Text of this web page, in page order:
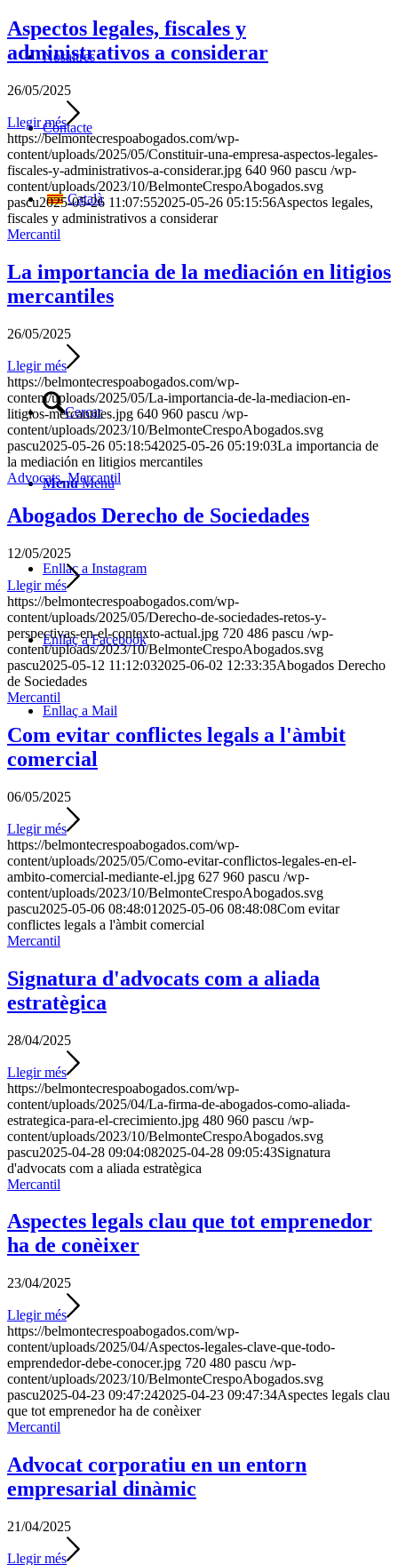
Nosaltres
Contacte
Català
Cercar
Menú Menú
Enllaç a Instagram
Enllaç a Facebook
Enllaç a Mail
Aspectos legales, fiscales y
administrativos a considerar
26/05/2025
Llegir més
https://belmontecrespoabogados.com/wp-
content/uploads/2025/05/Constituir-una-empresa-aspectos-legales-
fiscales-y-administrativos-a-considerar.jpg 640 960 pascu /wp-
content/uploads/2023/10/BelmonteCrespoAbogados.svg
pascu2025-05-26 11:07:552025-05-26 05:15:56Aspectos legales,
fiscales y administrativos a considerar
Mercantil
La importancia de la mediación en litigios
mercantiles
26/05/2025
Llegir més
https://belmontecrespoabogados.com/wp-
content/uploads/2025/05/La-importancia-de-la-mediacion-en-
litigios-mercantiles.jpg 640 960 pascu /wp-
content/uploads/2023/10/BelmonteCrespoAbogados.svg
pascu2025-05-26 05:18:542025-05-26 05:19:03La importancia de
la mediación en litigios mercantiles
Advocats,Mercantil
Abogados Derecho de Sociedades
12/05/2025
Llegir més
https://belmontecrespoabogados.com/wp-
content/uploads/2025/05/Derecho-de-sociedades-retos-y-
perspectivas-en-el-contexto-actual.jpg 720 486 pascu /wp-
content/uploads/2023/10/BelmonteCrespoAbogados.svg
pascu2025-05-12 11:12:032025-06-02 12:33:35Abogados Derecho
de Sociedades
Mercantil
Com evitar conflictes legals a l'àmbit
comercial
06/05/2025
Llegir més
https://belmontecrespoabogados.com/wp-
content/uploads/2025/05/Como-evitar-conflictos-legales-en-el-
ambito-comercial-mediante-el.jpg 627 960 pascu /wp-
content/uploads/2023/10/BelmonteCrespoAbogados.svg
pascu2025-05-06 08:48:01 2025-05-06 08:48:08Com evitar
conflictes legals a l'àmbit comercial
Mercantil
Signatura d'advocats com a aliada
estratègica
28/04/2025
Llegir més
https://belmontecrespoabogados.com/wp-
content/uploads/2025/04/La-firma-de-abogados-como-aliada-
estrategica-para-el-crecimiento.jpg 480 960 pascu /wp-
content/uploads/2023/10/BelmonteCrespoAbogados.svg
pascu2025-04-28 09:04:082025-04-28 09:05:43Signatura
d'advocats com a aliada estratègica
Mercantil
Aspectes legals clau que tot emprenedor
ha de conèixer
23/04/2025
Llegir més
https://belmontecrespoabogados.com/wp-
content/uploads/2025/04/Aspectos-legales-clave-que-todo-
emprendedor-debe-conocer.jpg 720 480 pascu /wp-
content/uploads/2023/10/BelmonteCrespoAbogados.svg
pascu2025-04-23 09:47:242025-04-23 09:47:34Aspectes legals clau
que tot emprenedor ha de conèixer
Mercantil
Advocat corporatiu en un entorn
empresarial dinàmic
21/04/2025
Llegir més